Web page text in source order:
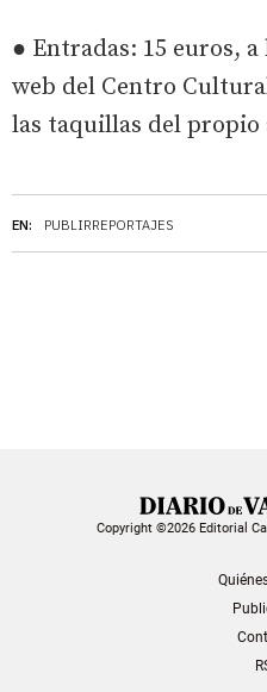
EN: PUBLIRREPORTAJES
● Entradas: 15 euros,
web del Centro
las taquillas del
Copyright ©2026 Editorial